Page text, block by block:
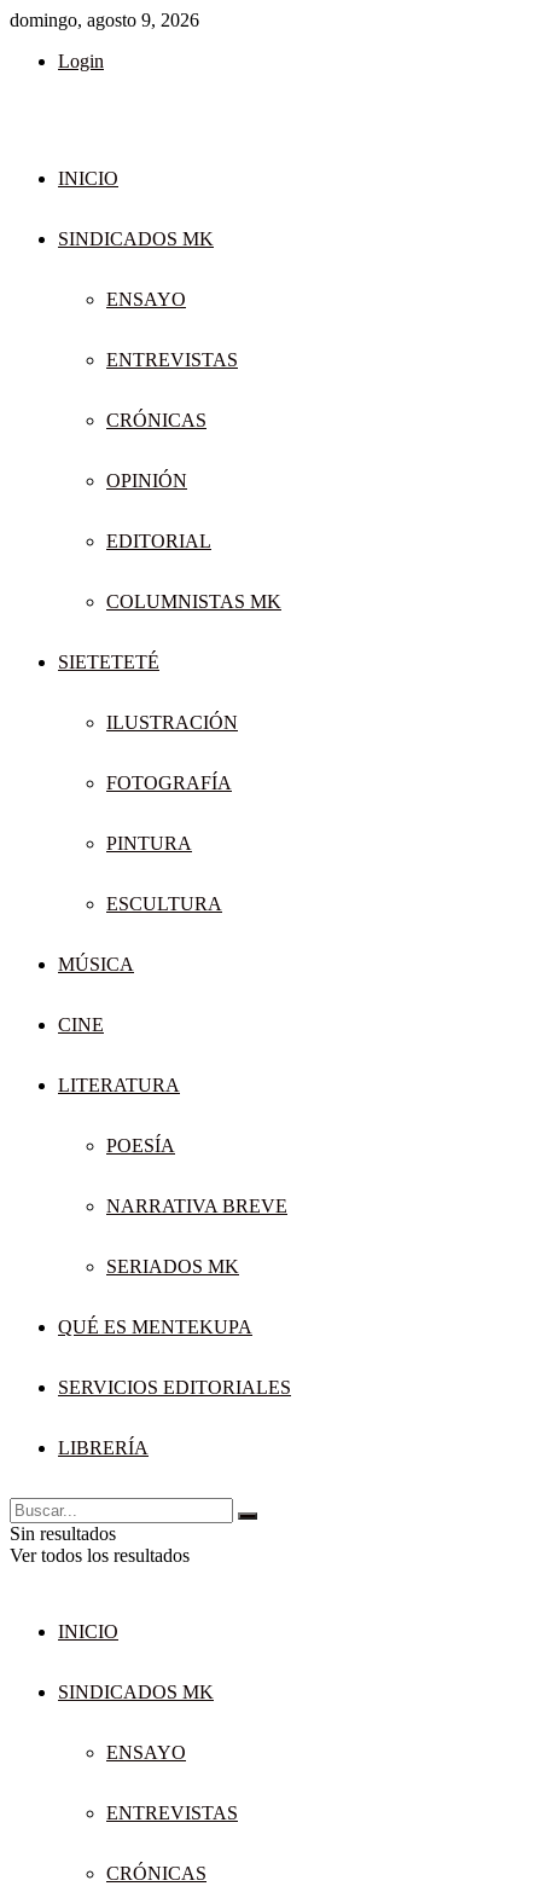
domingo, agosto 9, 2026
Login
INICIO
SINDICADOS MK
ENSAYO
ENTREVISTAS
CRÓNICAS
OPINIÓN
EDITORIAL
COLUMNISTAS MK
SIETETETÉ
ILUSTRACIÓN
FOTOGRAFÍA
PINTURA
ESCULTURA
MÚSICA
CINE
LITERATURA
POESÍA
NARRATIVA BREVE
SERIADOS MK
QUÉ ES MENTEKUPA
SERVICIOS EDITORIALES
LIBRERÍA
Sin resultados
Ver todos los resultados
INICIO
SINDICADOS MK
ENSAYO
ENTREVISTAS
CRÓNICAS